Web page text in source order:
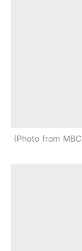
Photo from MBC